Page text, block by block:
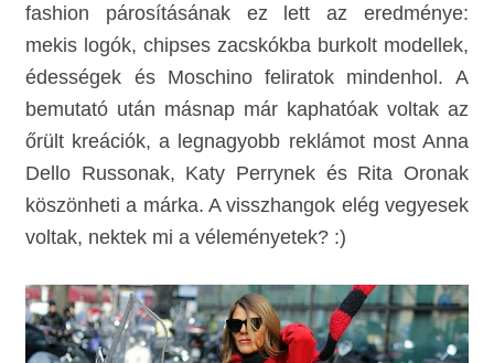
fashion párosításának ez lett az eredménye:
mekis logók, chipses zacskókba burkolt modellek,
édességek és Moschino feliratok mindenhol. A
bemutató után másnap már kaphatóak voltak az
őrült kreációk, a legnagyobb reklámot most Anna
Dello Russonak, Katy Perrynek és Rita Oronak
köszönheti a márka. A visszhangok elég vegyesek
voltak, nektek mi a véleményetek? :)